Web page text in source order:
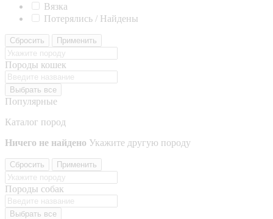
Вязка
Потерялись / Найдены
Сбросить Применить
Породы кошек
Выбрать все
Популярные
Каталог пород
Ничего не найдено Укажите другую породу
Сбросить Применить
Породы собак
Выбрать все